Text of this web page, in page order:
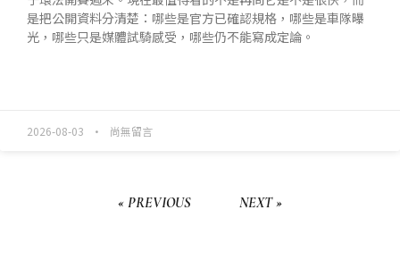
是把公開資料分清楚：哪些是官方已確認規格，哪些是車隊曝
光，哪些只是媒體試騎感受，哪些仍不能寫成定論。
2026-08-03 尚無留言
« PREVIOUS NEXT »